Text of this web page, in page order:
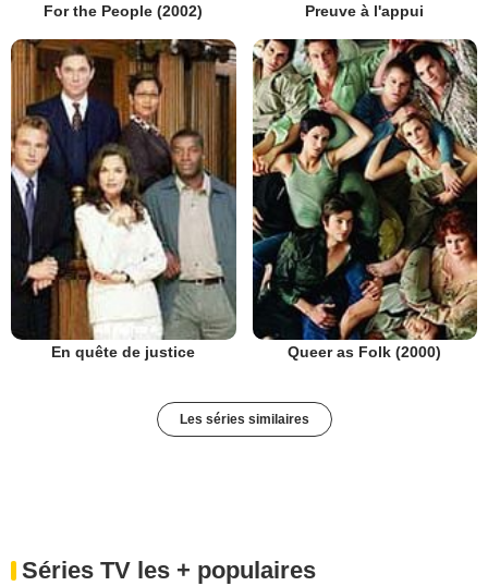
For the People (2002) Preuve à l'appui
En quête de justice Queer as Folk (2000)
Les séries similaires
Séries TV les + populaires